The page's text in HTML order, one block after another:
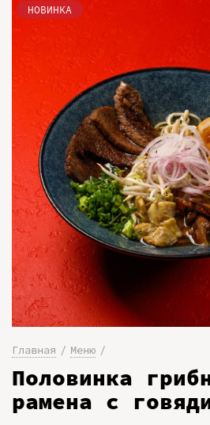
НОВИНКА
Главная Меню
Половинка
рамена с